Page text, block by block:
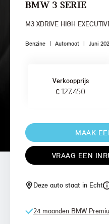
BMW 3 SERIE
M3 XDRIVE HIGH
Benzine | Automaat | Juni
Verkoopprijs
€ 127.450
MAAK
VRAAG EEN
Deze auto staat in Echt
24 maanden BMW